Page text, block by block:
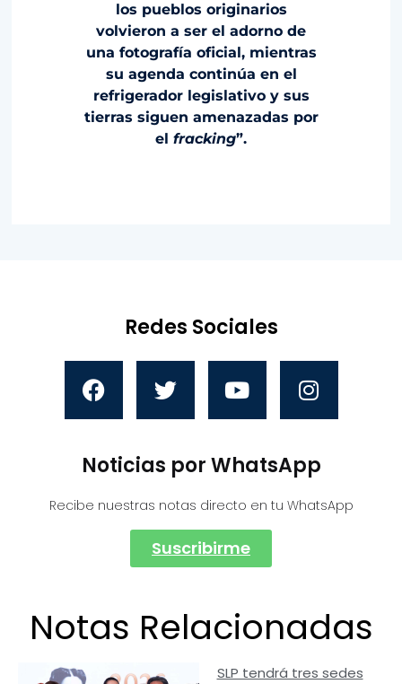
los pueblos originarios
volvieron a ser el adorno de
una fotografía oficial, mientras
su agenda continúa en el
refrigerador legislativo y sus
tierras siguen amenazadas por
el fracking”.
Redes Sociales
Noticias por WhatsApp
Recibe nuestras notas directo en tu WhatsApp
Suscribirme
Notas Relacionadas
SLP tendrá tres sedes